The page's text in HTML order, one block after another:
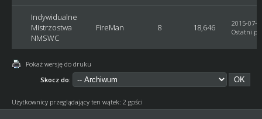
Indywidualne
Mistrzostwa
NMSWC
FireMan 8 18,646
2015-07-
Ostatni
Pokaż wersję do druku
Skocz do:
Użytkownicy przeglądający ten wątek: 2 gości